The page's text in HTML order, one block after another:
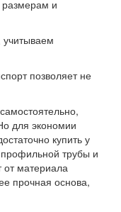
размерам и
позволяет не
для экономии
купить у
трубы и
от материала
прочная основа,